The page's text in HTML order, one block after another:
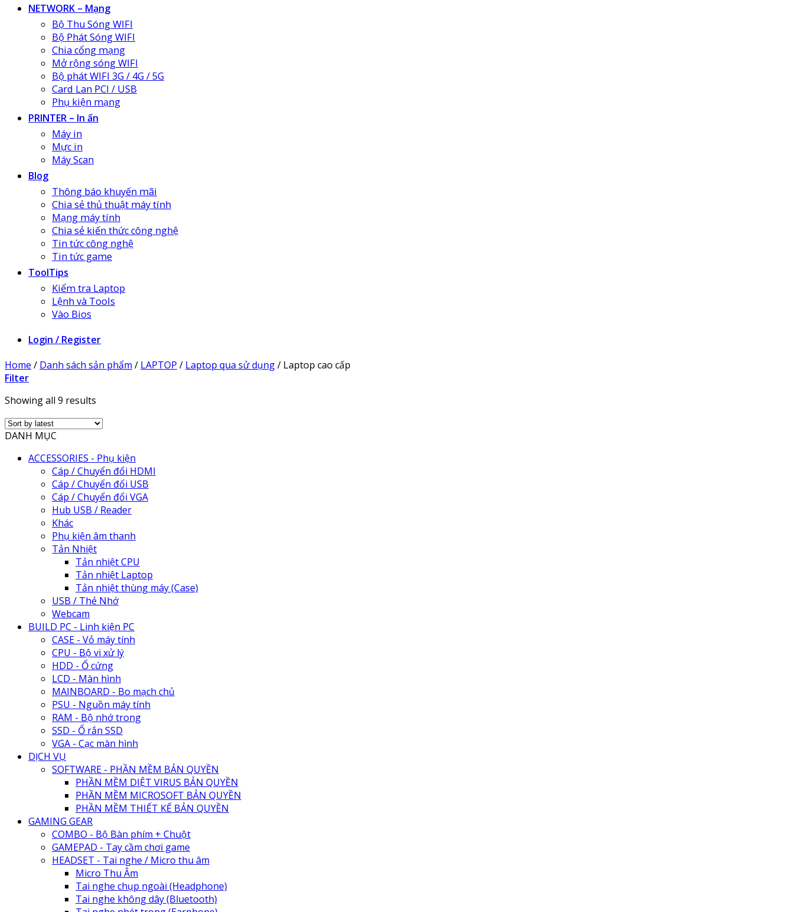
NETWORK – Mạng
Bộ Thu Sóng WIFI
Bộ Phát Sóng WIFI
Chia cổng mạng
Mở rộng sóng WIFI
Bộ phát WIFI 3G / 4G / 5G
Card Lan PCI / USB
Phụ kiện mạng
PRINTER – In ấn
Máy in
Mực in
Máy Scan
Blog
Thông báo khuyến mãi
Chia sẻ thủ thuật máy tính
Mạng máy tính
Chia sẻ kiến thức công nghệ
Tin tức công nghệ
Tin tức game
ToolTips
Kiểm tra Laptop
Lệnh và Tools
Vào Bios
Login / Register
Home / Danh sách sản phẩm / LAPTOP / Laptop qua sử dụng/ Laptop cao cấp
Filter
Showing all 9 results
DANH MỤC
ACCESSORIES - Phụ kiện
Cáp / Chuyển đổi HDMI
Cáp / Chuyển đổi USB
Cáp / Chuyển đổi VGA
Hub USB / Reader
Khác
Phụ kiện âm thanh
Tản Nhiệt
Tản nhiệt CPU
Tản nhiệt Laptop
Tản nhiệt thùng máy (Case)
USB / Thẻ Nhớ
Webcam
BUILD PC - Linh kiện PC
CASE - Vỏ máy tính
CPU - Bộ vi xử lý
HDD - Ổ cứng
LCD - Màn hình
MAINBOARD - Bo mạch chủ
PSU - Nguồn máy tính
RAM - Bộ nhớ trong
SSD - Ổ rắn SSD
VGA - Cạc màn hình
DỊCH VỤ
SOFTWARE - PHẦN MỀM BẢN QUYỀN
PHẦN MỀM DIỆT VIRUS BẢN QUYỀN
PHẦN MỀM MICROSOFT BẢN QUYỀN
PHẦN MỀM THIẾT KẾ BẢN QUYỀN
GAMING GEAR
COMBO - Bộ Bàn phím + Chuột
GAMEPAD - Tay cầm chơi game
HEADSET - Tai nghe / Micro thu âm
Micro Thu Âm
Tai nghe chụp ngoài (Headphone)
Tai nghe không dây (Bluetooth)